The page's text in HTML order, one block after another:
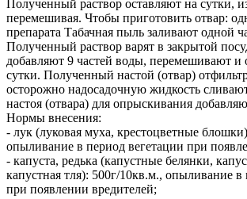
Полученный раствор оставляют на сутки,
перемешивая. Чтобы приготовить отвар:
препарата Табачная пыль заливают одной
Полученный раствор варят в закрытой
добавляют 9 частей воды, перемешивают и
сутки. Полученный настой (отвар)
осторожно надосадочную жидкость
настоя (отвара) для опрыскивания
Нормы внесения:
- лук (луковая муха, крестоцветные
опыливание в период вегетации при
- капуста, редька (капустные белянки,
капустная тля): 500г/10кв.м., опыливание в
при появлении вредителей;